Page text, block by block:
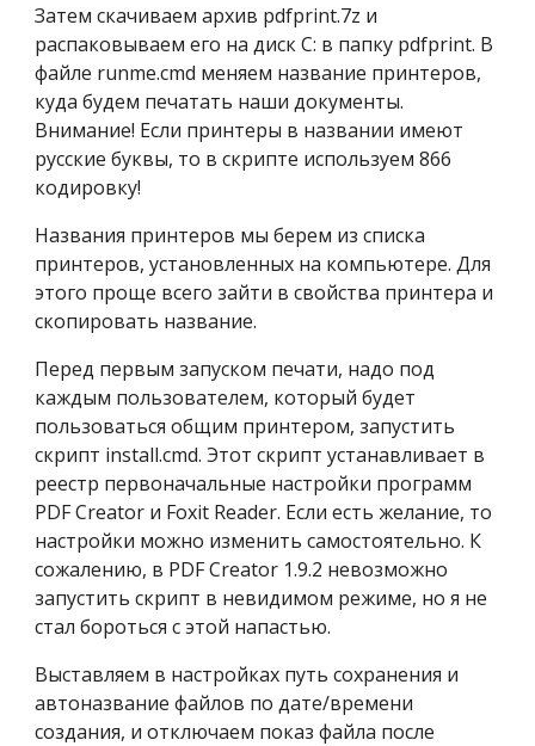
Затем скачиваем архив pdfprint.7z и
распаковываем его на диск C: в папку pdfprint. В
файле runme.cmd меняем название принтеров,
куда будем печатать наши документы.
Внимание! Если принтеры в названии имеют
русские буквы, то в скрипте используем 866
кодировку!
Названия принтеров мы берем из списка
принтеров, установленных на компьютере. Для
этого проще всего зайти в свойства принтера и
скопировать название.
Перед первым запуском печати, надо под
каждым пользователем, который будет
пользоваться общим принтером, запустить
скрипт install.cmd. Этот скрипт устанавливает в
реестр первоначальные настройки программ
PDF Creator и Foxit Reader. Если есть желание, то
настройки можно изменить самостоятельно. К
сожалению, в PDF Creator 1.9.2 невозможно
запустить скрипт в невидимом режиме, но я не
стал бороться с этой напастью.
Выставляем в настройках путь сохранения и
автоназвание файлов по дате/времени
создания, и отключаем показ файла после